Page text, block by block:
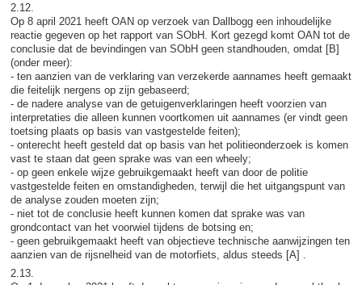
2.12.
Op 8 april 2021 heeft OAN op verzoek van Dallbogg een inhoudelijke
reactie gegeven op het rapport van SObH. Kort gezegd komt OAN tot de
conclusie dat de bevindingen van SObH geen standhouden, omdat [B]
(onder meer):
- ten aanzien van de verklaring van verzekerde aannames heeft gemaakt
die feitelijk nergens op zijn gebaseerd;
- de nadere analyse van de getuigenverklaringen heeft voorzien van
interpretaties die alleen kunnen voortkomen uit aannames (er vindt geen
toetsing plaats op basis van vastgestelde feiten);
- onterecht heeft gesteld dat op basis van het politieonderzoek is komen
vast te staan dat geen sprake was van een wheely;
- op geen enkele wijze gebruikgemaakt heeft van door de politie
vastgestelde feiten en omstandigheden, terwijl die het uitgangspunt van
de analyse zouden moeten zijn;
- niet tot de conclusie heeft kunnen komen dat sprake was van
grondcontact van het voorwiel tijdens de botsing en;
- geen gebruikgemaakt heeft van objectieve technische aanwijzingen ten
aanzien van de rijsnelheid van de motorfiets, aldus steeds [A] .
2.13.